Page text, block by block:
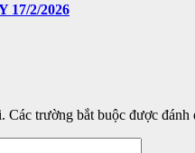
2/2026
Các trường bắt buộc được đánh